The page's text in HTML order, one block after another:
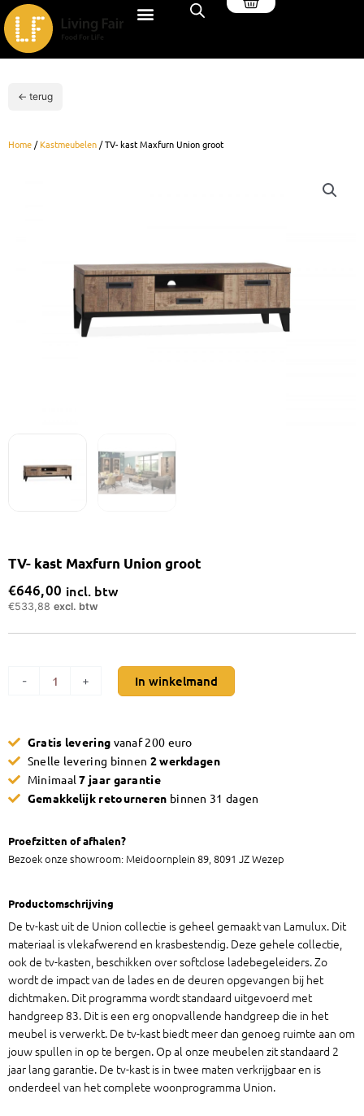
Ga
naar
de
inhoud
← terug
Home /Kastmeubelen / TV- kast Maxfurn Union groot
TV- kast Maxfurn Union groot
€646,00 incl. btw
€533,88 excl. btw
-
groot
aantal
+ In winkelmand
Gratis levering vanaf 200 euro
Snelle levering binnen 2 werkdagen
Minimaal7 jaar garantie
Gemakkelijk retourneren binnen 31 dagen
Proefzitten of afhalen?
Bezoek onze showroom: Meidoornplein 89, 8091 JZ Wezep
Productomschrijving
De tv-kast uit de Union collectie is geheel gemaakt van Lamulux. Dit
materiaal is vlekafwerend en krasbestendig. Deze gehele collectie,
ook de tv-kasten, beschikken over softclose ladebegeleiders. Zo
wordt de impact van de lades en de deuren opgevangen bij het
dichtmaken. Dit programma wordt standaard uitgevoerd met
handgreep 83. Dit is een erg onopvallende handgreep die in het
meubel is verwerkt. De tv-kast biedt meer dan genoeg ruimte aan om
jouw spullen in op te bergen. Op al onze meubelen zit standaard 2
jaar lang garantie. De tv-kast is in twee maten verkrijgbaar en is
onderdeel van het complete woonprogramma Union.